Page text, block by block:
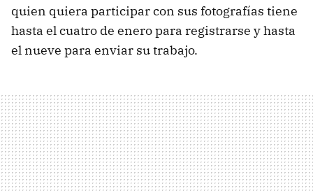
quien quiera participar con sus fotografías tiene
hasta el cuatro de enero para registrarse y hasta
el nueve para enviar su trabajo.